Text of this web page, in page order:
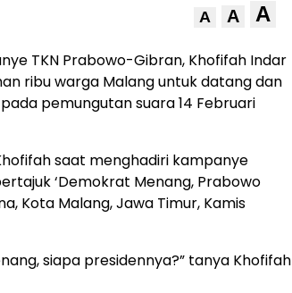
A A A
TKN Prabowo-Gibran, Khofifah Indar
ribu warga Malang untuk datang dan
pemungutan suara 14 Februari
saat menghadiri kampanye
‘Demokrat Menang, Prabowo
Kota Malang, Jawa Timur, Kamis
siapa presidennya?” tanya Khofifah